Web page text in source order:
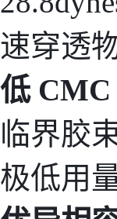
速穿透
低
临界胶
极低用